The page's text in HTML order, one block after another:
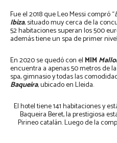
Fue el 2018 que Leo Messi compró “
Ibiza, situado muy cerca de la
52 habitaciones superan los 500
además tiene un spa de primer
En 2020 se quedó con el MIM
encuentra a apenas 50 metros de
spa, gimnasio y todas las
Baqueira, ubicado en Lleida.
El hotel tiene 141 habitaciones y
Baqueira Beret, la prestigiosa
Pirineo catalán. Luego de la